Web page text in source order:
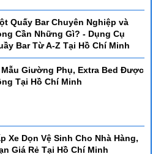
dụng nhà hàng
cung cấp vật
bị nhà hàng uy tín tại Hồ Chí
bị khách sạn uy tín tại Hồ Chí
bị nhà hàng khách sạn uy tín
Minh bình đựng dụng cụ buffet
Quấy Bar Chuyên Nghiệp và
Cần Những Gì? - Dụng Cụ
Bar Từ A-Z Tại Hồ Chí Minh
Mẫu Giường Phụ, Extra Bed Được
Tại Hồ Chí Minh
Xe Dọn Vệ Sinh Cho Nhà Hàng,
Giá Rẻ Tại Hồ Chí Minh